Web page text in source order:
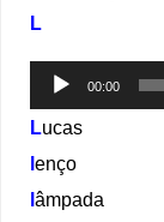
L
Tocador
de
00:00
Lucas
lenço
lâmpada